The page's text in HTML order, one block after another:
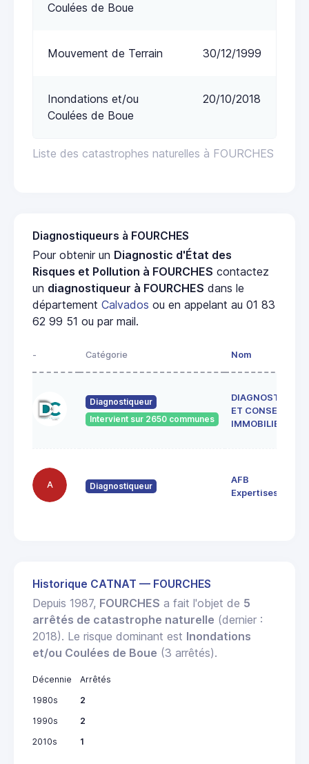
Liste des catastrophes naturelles à FOURCHES
Coulées de Boue
Mouvement de Terrain 30/12/1999
Inondations et/ou
Coulées de Boue
20/10/2018
Diagnostiqueurs à FOURCHES
Pour obtenir un Diagnostic d'État des
Risques et Pollution à FOURCHES contactez
un diagnostiqueur à FOURCHES dans le
département Calvados ou en appelant au 01 83
62 99 51 ou par mail.
- Catégorie Nom
Diagnostiqueur
Intervient sur 2650 communes
DIAGNOSTICS
ET CONSEILS
IMMOBILIER
A Diagnostiqueur
AFB
Expertises
Historique CATNAT — FOURCHES
Depuis 1987, FOURCHES a fait l'objet de 5
arrêtés de catastrophe naturelle (dernier :
2018). Le risque dominant est Inondations
et/ou Coulées de Boue (3 arrêtés).
Décennie
Arrêtés
1980s
2
1990s
2
2010s
1